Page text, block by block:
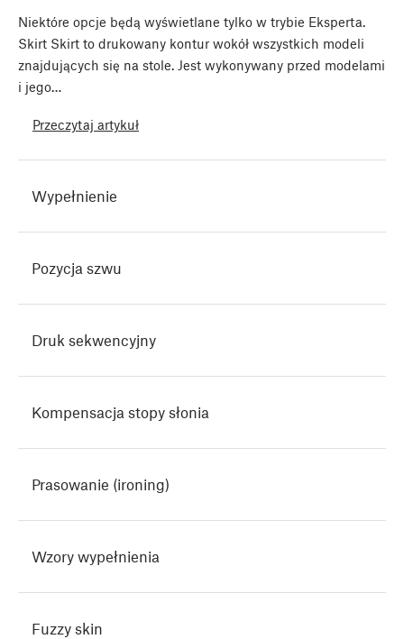
Niektóre opcje będą wyświetlane tylko w trybie Eksperta.
Skirt Skirt to drukowany kontur wokół wszystkich modeli
znajdujących się na stole. Jest wykonywany przed modelami
i jego…
Przeczytaj artykuł
Wypełnienie
Pozycja szwu
Druk sekwencyjny
Kompensacja stopy słonia
Prasowanie (ironing)
Wzory wypełnienia
Fuzzy skin